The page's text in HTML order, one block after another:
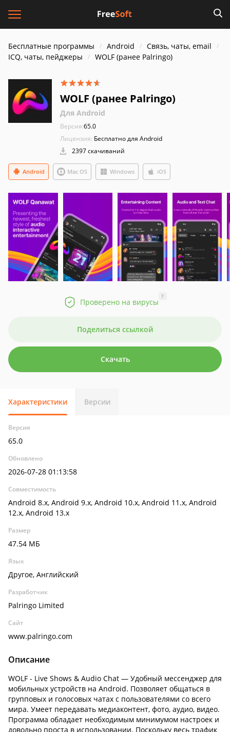
Бесплатные программы Android
Связь, чаты, email
ICQ, чаты, пейджеры
WOLF (ранее Palringo)
WOLF (ранее Palringo)
Для Android
Версия:65.0
Лицензия: Бесплатно для Android
2397 скачиваний
Mac OS Windows
Android iOS
Проверено на вирусы
?
Поделиться ссылкой
Скачать
Характеристики Версии
Версия
65.0
Обновлено
2026-07-28 01:13:58
Совместимость
Android 8.x, Android 9.x, Android 10.x, Android 11.x, Android
12.x, Android 13.x
Размер
47.54 МБ
Язык
Другое, Английский
Разработчик
Palringo Limited
Сайт
www.palringo.com
Описание
WOLF - Live Shows & Audio Chat — Удобный мессенджер для
мобильных устройств на Android. Позволяет общаться в
групповых и голосовых чатах с пользователями со всего
мира. Умеет передавать медиаконтент, фото, аудио, видео.
Программа обладает необходимым минимумом настроек и
довольно проста в использовании. Поскольку весь трафик